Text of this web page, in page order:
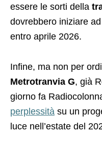
essere le sorti della
dovrebbero iniziare
entro aprile 2026.
Infine, ma non per
Metrotranvia G, già
giorno fa
perplessità su un
luce nell’estate del